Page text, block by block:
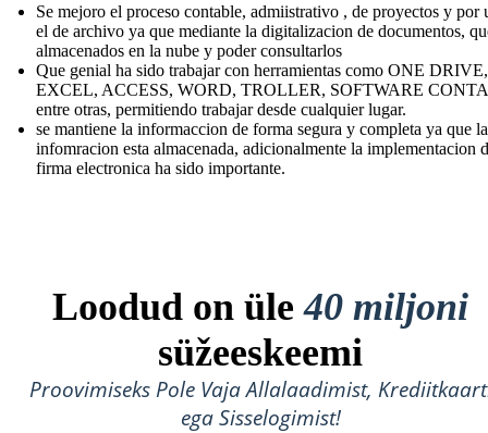
Se mejoro el proceso contable, admiistrativo , de proyectos y por
el de archivo ya que mediante la digitalizacion de documentos,
almacenados en la nube y poder consultarlos
Que genial ha sido trabajar con herramientas como ONE DRIVE,
EXCEL, ACCESS, WORD, TROLLER, SOFTWARE
entre otras, permitiendo trabajar desde cualquier lugar.
se mantiene la informaccion de forma segura y completa ya que la
infomracion esta almacenada, adicionalmente la implementacion
firma electronica ha sido importante.
Loodud on üle40 miljoni
süžeeskeemi
Proovimiseks Pole Vaja Allalaadimist,
ega Sisselogimist!